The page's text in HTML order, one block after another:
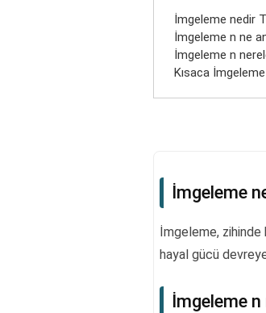
İmgeleme nedir
İmgeleme n ne
İmgeleme n
Kısaca
İmgeleme
İmgeleme, zihinde
hayal gücü
İmgeleme